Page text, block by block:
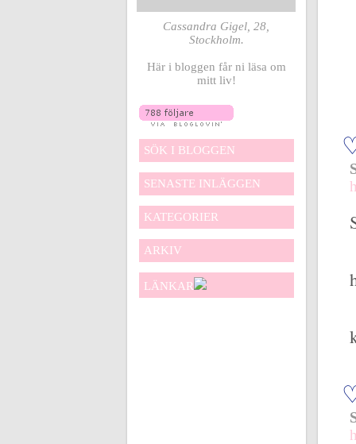
Cassandra Gigel, 28,
Stockholm.
Här i bloggen får ni läsa om
mitt liv!
SÖK I BLOGGEN
SENASTE INLÄGGEN
KATEGORIER
ARKIV
LÄNKAR